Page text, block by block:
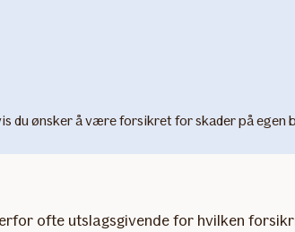
du ønsker å være forsikret for skader på egen
ofte utslagsgivende for hvilken